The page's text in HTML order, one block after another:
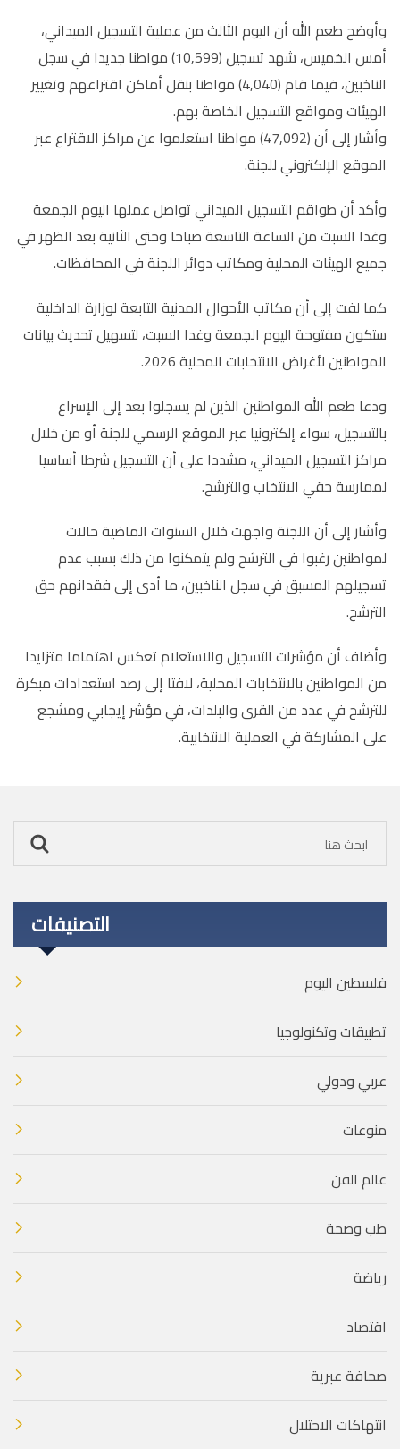
وأوضح طعم الله أن اليوم الثالث من عملية التسجيل الميداني،
أمس الخميس، شهد تسجيل (10,599
)مواطنا جديدا في سجل
الناخبين، فيما قام (4,040
)مواطنا بنقل أماكن اقتراعهم وتغيير
الهيئات ومواقع التسجيل الخاصة بهم.
وأشار إلى أن (47,092
)مواطنا استعلموا عن مراكز الاقتراع عبر
الموقع الإلكتروني للجنة.
وأكد أن طواقم التسجيل الميداني تواصل عملها اليوم الجمعة
وغدا السبت من الساعة التاسعة صباحا وحتى الثانية بعد الظهر في
جميع الهيئات المحلية ومكاتب دوائر اللجنة في المحافظات.
كما لفت إلى أن مكاتب الأحوال المدنية التابعة لوزارة الداخلية
ستكون مفتوحة اليوم الجمعة وغدا السبت، لتسهيل تحديث بيانات
المواطنين لأغراض الانتخابات المحلية 2026
.
ودعا طعم الله المواطنين الذين لم يسجلوا بعد إلى الإسراع
بالتسجيل، سواء إلكترونيا عبر الموقع الرسمي للجنة أو من خلال
مراكز التسجيل الميداني، مشددا على أن التسجيل شرطا أساسيا
لممارسة حقي الانتخاب والترشح.
وأشار إلى أن اللجنة واجهت خلال السنوات الماضية حالات
لمواطنين رغبوا في الترشح ولم يتمكنوا من ذلك بسبب عدم
تسجيلهم المسبق في سجل الناخبين، ما أدى إلى فقدانهم حق
الترشح.
وأضاف أن مؤشرات التسجيل والاستعلام تعكس اهتماما متزايدا
من المواطنين بالانتخابات المحلية، لافتا إلى رصد استعدادات مبكرة
للترشح في عدد من القرى والبلدات، في مؤشر إيجابي ومشجع
على المشاركة في العملية الانتخابية.
التصنيفات
فلسطين اليوم
تطبيقات وتكنولوجيا
عربي ودولي
منوعات
عالم الفن
طب وصحة
رياضة
اقتصاد
صحافة عبرية
انتهاكات الاحتلال